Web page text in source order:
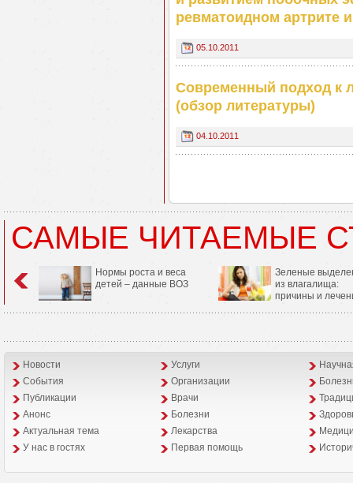
ревматоидном артрите
05.10.2011
Современный подход к
(обзор литературы)
04.10.2011
САМЫЕ ЧИТАЕМЫЕ
Нормы роста и веса
детей – данные ВОЗ
Зеленые
из влагалища:
причины и
Новости Услуги
События
Организации
Публикации
Врачи
Анонс
Болезни
Aктуальная тема
Лекарства
У нас в гостях
Первая помощь